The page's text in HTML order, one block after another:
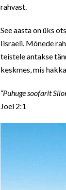
rahvast.
See aasta on üks
Iisraeli. Mõnede
teistele antakse
keskmes, mis
“Puhuge soofarit
Joel 2:1